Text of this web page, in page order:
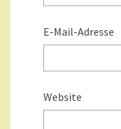
E-Mail-Adresse
Website